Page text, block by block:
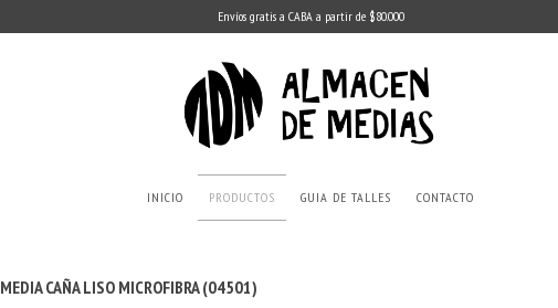
Envíos gratis a CABA a partir de $80.000
INICIO PRODUCTOS GUIA DE TALLES CONTACTO
MEDIA CAÑA LISO MICROFIBRA (04501)